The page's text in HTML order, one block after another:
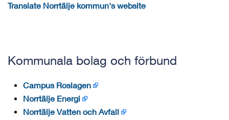
Translate Norrtälje kommun's website
Kommunala bolag och förbund
Campus Roslagen
Norrtälje Energi
Norrtälje Vatten och Avfall